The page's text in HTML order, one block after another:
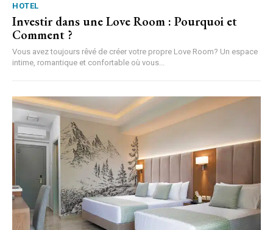
HOTEL
Investir dans une Love Room : Pourquoi et
Comment ?
Vous avez toujours rêvé de créer votre propre Love Room? Un espace
intime, romantique et confortable où vous...